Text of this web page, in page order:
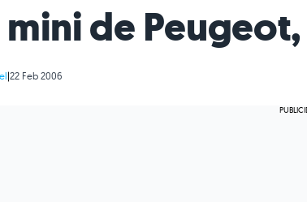
de Peugeot,
|22 Feb 2006